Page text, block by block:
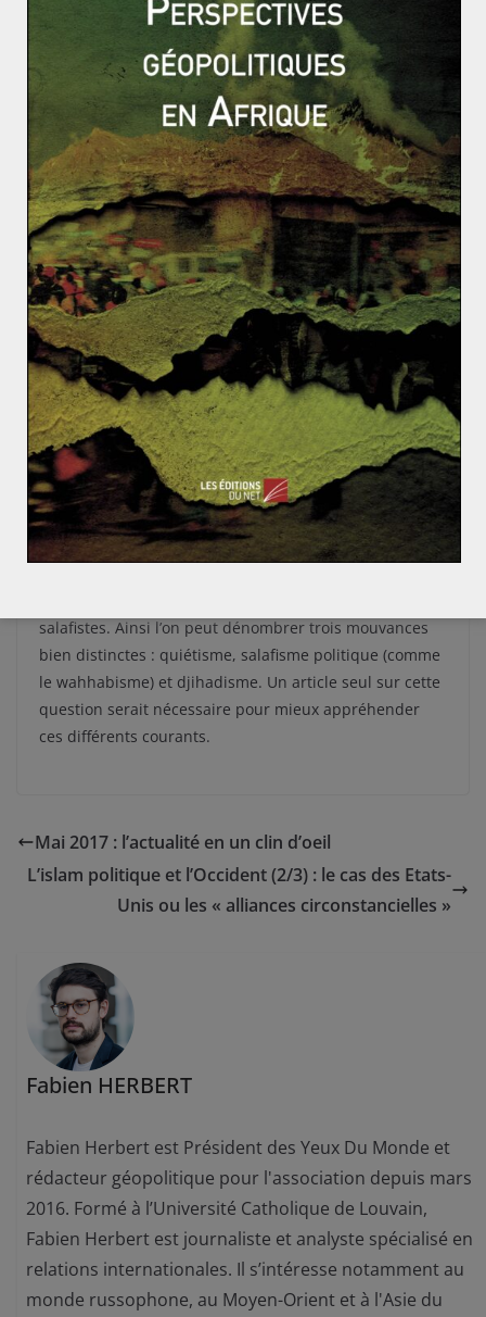
analyse plutôt réaliste des Qataris, est en contradiction
avec la politique menée par Doha en Syrie depuis 2011.
Cette politique visait à financer de nombreux groupes
opposés à Assad sans faire de distinction entre rebelles
modérés et djihadistes. Un manque de nuance qui
exaspère Riyad et un autre point de tension entre les
deux pétromonarchies.
Contrairement à
la rupture diplomatique intervenue
en janvier 2016 entre l’Iran et l’Arabie saoudite, celle-ci
à de grande chance d’être temporaire. En 2014 déjà,
l’Arabie saoudite avaient rappelé ses ambassadeurs
pour protester contre le soutien du Qatar aux Frères
musulmans. L’objectif pour les saoudiens étant de faire
pression sur Doha, afin que le gouvernement qatari
abandonne à la fois ses positions pro-iraniennes jugées
provocantes et les aides apportées à certains groupes
djihadistes. La question étant de savoir si cette
politique de pression fonctionnera sur l’émirat du
Qatar et sa soif d’indépendance.
salafistes. Ainsi l’on peut dénombrer trois mouvances
bien distinctes : quiétisme, salafisme politique (comme
le wahhabisme) et djihadisme. Un article seul sur cette
question serait nécessaire pour mieux appréhender
ces différents courants.
Mai 2017 : l’actualité en un clin d’oeil
L’islam politique et l’Occident (2/3) : le cas des Etats-
Unis ou les « alliances circonstancielles »
Fabien HERBERT
Fabien Herbert est Président des Yeux Du Monde et
rédacteur géopolitique pour l'association depuis mars
2016. Formé à l’Université Catholique de Louvain,
Fabien Herbert est journaliste et analyste spécialisé en
relations internationales. Il s’intéresse notamment au
monde russophone, au Moyen-Orient et à l'Asie du